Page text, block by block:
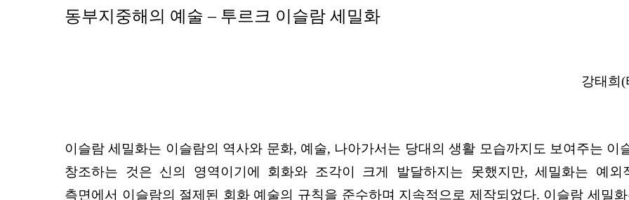
동부지중해의 예술 – 투르크 이슬람 세밀화
강태희(
이슬람 세밀화는 이슬람의 역사와 문화, 예술, 나아가서는 당대의 생활 모습까지도 보여주는 이
창조하는 것은 신의 영역이기에 회화와 조각이 크게 발달하지는 못했지만, 세밀화는 예
측면에서 이슬람의 절제된 회화 예술의 규칙을 준수하며 지속적으로 제작되었다. 이슬람 세밀